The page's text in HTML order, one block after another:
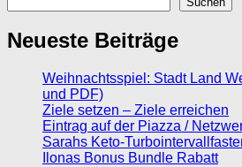
Neueste Beiträge
Weihnachtsspiel: Stadt Land
und PDF)
Ziele setzen – Ziele erreichen
Eintrag auf der Piazza /
Sarahs Keto-
Ilonas Bonus Bundle Rabatt